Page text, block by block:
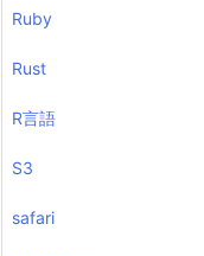
Ruby
Rust
R言語
S3
safari